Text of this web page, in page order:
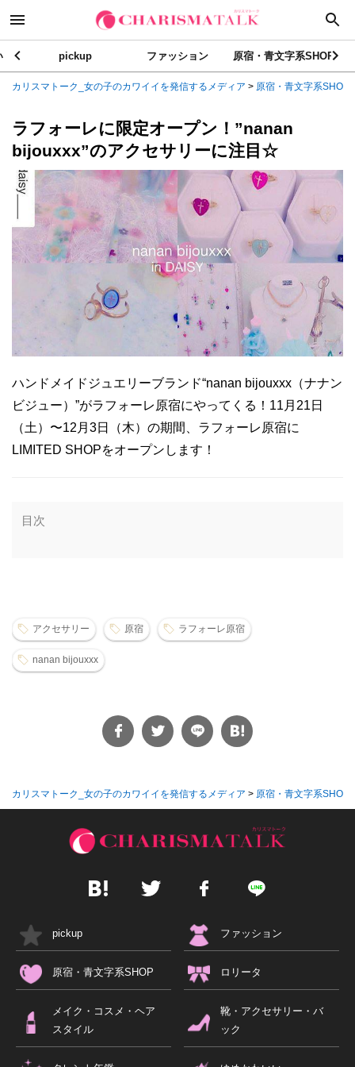
pickup ファッション 原宿・青文字系SHOP
カリスマトーク_女の子のカワイイを発信するメディア > 原宿・青文字系SHOP
ラフォーレに限定オープン！”nanan
bijouxxx”のアクセサリーに注目☆
ハンドメイドジュエリーブランド“nanan bijouxxx（ナナン
ビジュー）”がラフォーレ原宿にやってくる！11月21日
（土）〜12月3日（木）の期間、ラフォーレ原宿に
LIMITED SHOPをオープンします！
目次
アクセサリー 原宿 ラフォーレ原宿
nanan bijouxxx
カリスマトーク_女の子のカワイイを発信するメディア > 原宿・青文字系SHOP
pickup ファッション
原宿・青文字系SHOP ロリータ
メイク・コスメ・ヘア
スタイル
靴・アクセサリー・バ
ック